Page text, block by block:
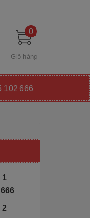
0
Giỏ hàng
102 666
1
2